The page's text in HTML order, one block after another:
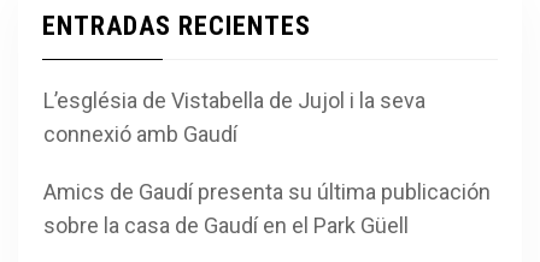
ENTRADAS RECIENTES
L’església de Vistabella de Jujol i la seva
connexió amb Gaudí
Amics de Gaudí presenta su última publicación
sobre la casa de Gaudí en el Park Güell